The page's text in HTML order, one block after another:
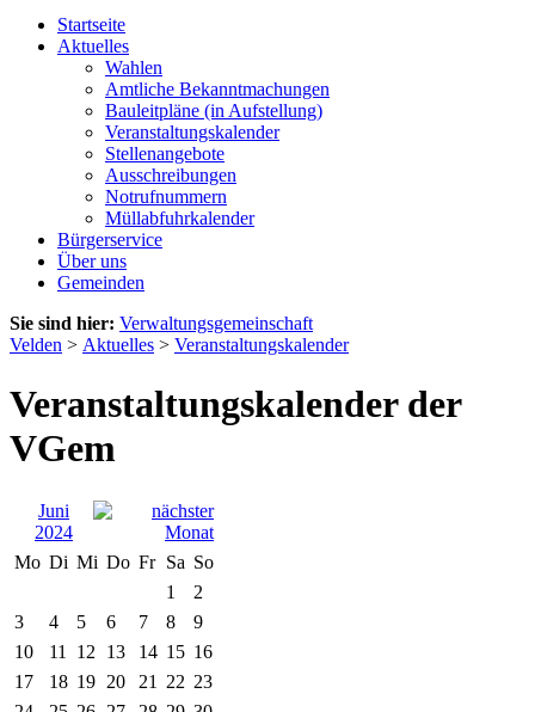
Startseite
Aktuelles
Wahlen
Amtliche Bekanntmachungen
Bauleitpläne (in Aufstellung)
Veranstaltungskalender
Stellenangebote
Ausschreibungen
Notrufnummern
Müllabfuhrkalender
Bürgerservice
Über uns
Gemeinden
Sie sind hier: Verwaltungsgemeinschaft
Velden > Aktuelles > Veranstaltungskalender
Veranstaltungskalender der
VGem
Juni
2024
Mo Di Mi Do Fr Sa So
1
2
3
4 5 6 7 8
9
10
11 12 13 14 15 16
17
18 19 20 21 22 23